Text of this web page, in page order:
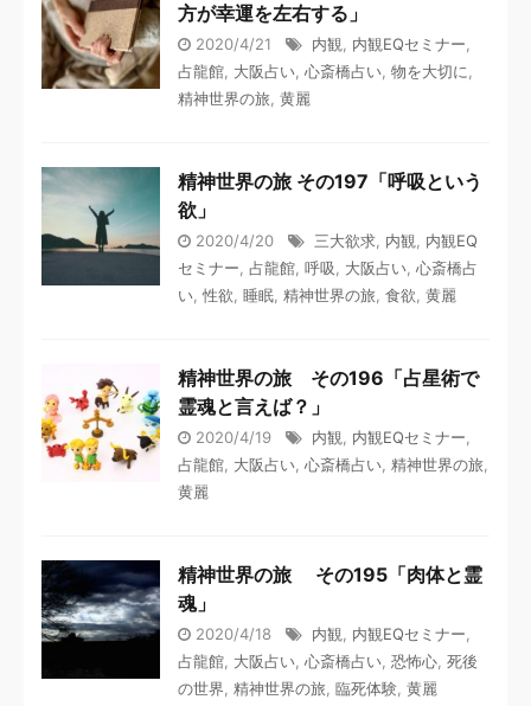
方が幸運を左右する」
2020/4/21 内観, 内観EQセミナー,
占龍館, 大阪占い, 心斎橋占い, 物を大切に,
精神世界の旅, 黄麗
精神世界の旅 その197「呼吸という
欲」
2020/4/20 三大欲求, 内観, 内観EQ
セミナー, 占龍館, 呼吸, 大阪占い, 心斎橋占
い, 性欲, 睡眠, 精神世界の旅, 食欲, 黄麗
精神世界の旅 その196「占星術で
霊魂と言えば？」
2020/4/19 内観, 内観EQセミナー,
占龍館, 大阪占い, 心斎橋占い, 精神世界の旅,
黄麗
精神世界の旅 その195「肉体と霊
魂」
2020/4/18 内観, 内観EQセミナー,
占龍館, 大阪占い, 心斎橋占い, 恐怖心, 死後
の世界, 精神世界の旅, 臨死体験, 黄麗